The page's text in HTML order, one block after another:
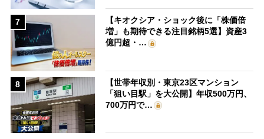
7
【キオクシア・ショック後に「株価倍
増」も期待できる注目銘柄5選】資産3
億円超・…
8
【世帯年収別・東京23区マンション
「狙い目駅」を大公開】年収500万円、
700万円で…